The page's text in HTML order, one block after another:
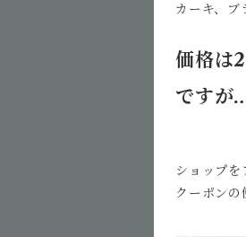
カーキ、ブ
価格は
ですが
ショップを
クーポンの